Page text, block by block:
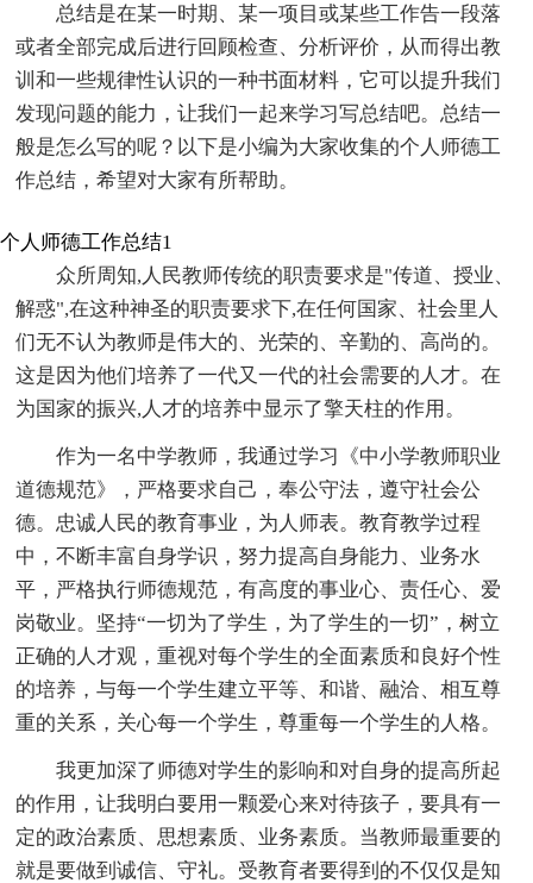
总结是在某一时期、某一项目或某些工作告一段落
或者全部完成后进行回顾检查、分析评价，从而得出教
训和一些规律性认识的一种书面材料，它可以提升我们
发现问题的能力，让我们一起来学习写总结吧。总结一
般是怎么写的呢？以下是小编为大家收集的个人师德工
作总结，希望对大家有所帮助。
个人师德工作总结1
众所周知,人民教师传统的职责要求是"传道、授业、
解惑",在这种神圣的职责要求下,在任何国家、社会里人
们无不认为教师是伟大的、光荣的、辛勤的、高尚的。
这是因为他们培养了一代又一代的社会需要的人才。在
为国家的振兴,人才的培养中显示了擎天柱的作用。
作为一名中学教师，我通过学习《中小学教师职业
道德规范》，严格要求自己，奉公守法，遵守社会公
德。忠诚人民的教育事业，为人师表。教育教学过程
中，不断丰富自身学识，努力提高自身能力、业务水
平，严格执行师德规范，有高度的事业心、责任心、爱
岗敬业。坚持“一切为了学生，为了学生的一切”，树立
正确的人才观，重视对每个学生的全面素质和良好个性
的培养，与每一个学生建立平等、和谐、融洽、相互尊
重的关系，关心每一个学生，尊重每一个学生的人格。
我更加深了师德对学生的影响和对自身的提高所起
的作用，让我明白要用一颗爱心来对待孩子，要具有一
定的政治素质、思想素质、业务素质。当教师最重要的
就是要做到诚信、守礼。受教育者要得到的不仅仅是知